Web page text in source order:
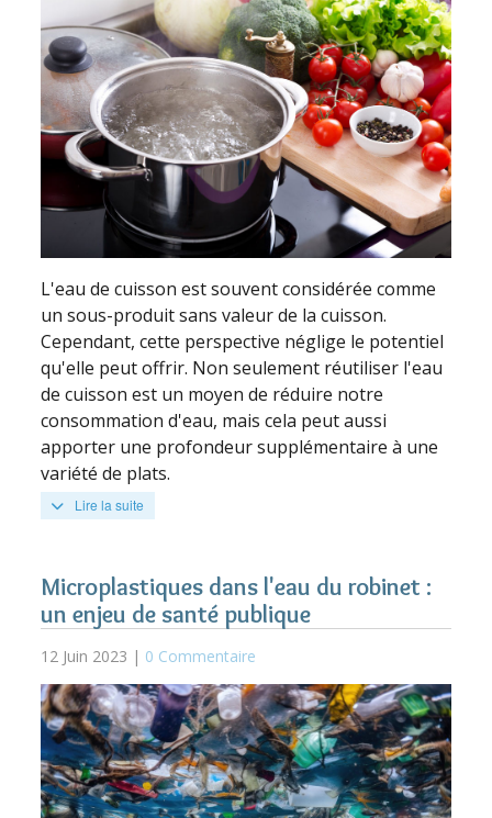
L'eau de cuisson est souvent considérée comme
un sous-produit sans valeur de la cuisson.
Cependant, cette perspective néglige le potentiel
qu'elle peut offrir. Non seulement réutiliser l'eau
de cuisson est un moyen de réduire notre
consommation d'eau, mais cela peut aussi
apporter une profondeur supplémentaire à une
variété de plats.
Lire la suite
Microplastiques dans l'eau du robinet :
un enjeu de santé publique
12 Juin 2023 | 0 Commentaire